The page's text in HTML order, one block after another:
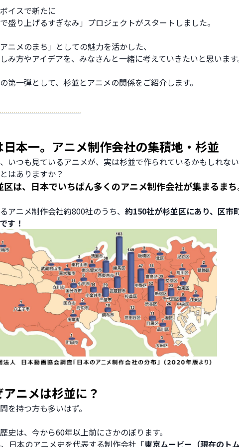
イスで新たに
で盛り上げるすぎなみ」プロジェクトがスタートしました。
ニメのまち」としての魅力を活かした、
み方やアイデアを、みなさんと一緒に考えていきたいと思います
第一弾として、杉並とアニメの関係をご紹介します。
日本一。アニメ制作会社の集積地・杉並
いつも見ているアニメが、実は杉並で作られているかもしれない――
はありますか？
区は、日本でいちばん多くのアニメ制作会社が集まるまち
アニメ制作会社約800社のうち、 約150社が杉並区にあり、区市
す！
ニメは杉並に？
を持つ方も多いはず。
史は、今から60年以上前にさかのぼります。
日本のアニメ史を代表する制作会社「東京ムービー（現在のト